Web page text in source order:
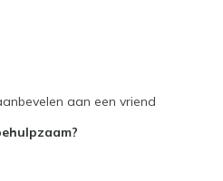
aan een vriend